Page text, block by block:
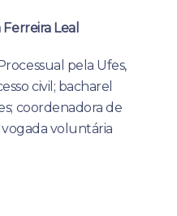
Ferreira Leal
pela Ufes,
civil; bacharel
coordenadora de
voluntária